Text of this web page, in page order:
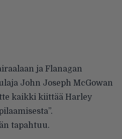
ja Flanagan
John Joseph McGowan
kaikki kiittää Harley
tapahtuu.